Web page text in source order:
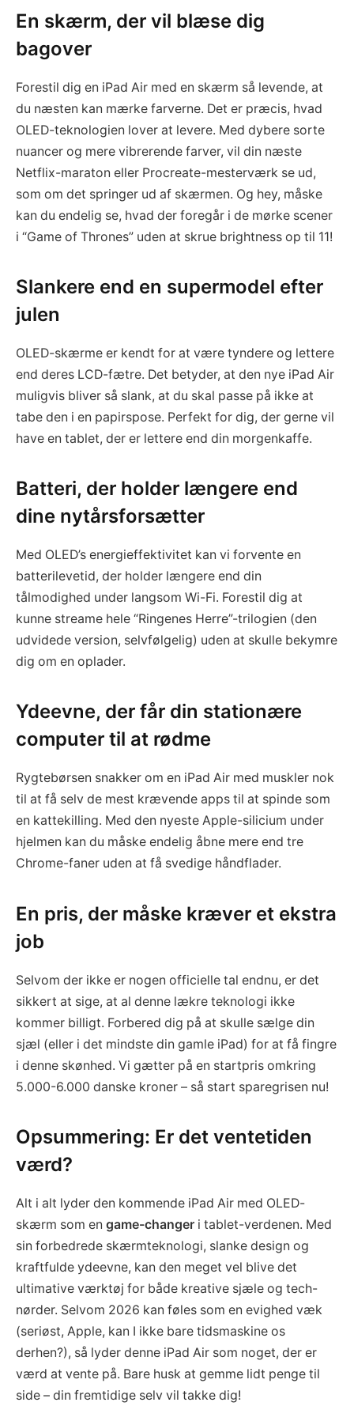
En skærm, der vil blæse dig
bagover
Forestil dig en iPad Air med en skærm så levende, at
du næsten kan mærke farverne. Det er præcis, hvad
OLED-teknologien lover at levere. Med dybere sorte
nuancer og mere vibrerende farver, vil din næste
Netflix-maraton eller Procreate-mesterværk se ud,
som om det springer ud af skærmen. Og hey, måske
kan du endelig se, hvad der foregår i de mørke scener
i “Game of Thrones” uden at skrue brightness op til 11!
Slankere end en supermodel efter
julen
OLED-skærme er kendt for at være tyndere og lettere
end deres LCD-fætre. Det betyder, at den nye iPad Air
muligvis bliver så slank, at du skal passe på ikke at
tabe den i en papirspose. Perfekt for dig, der gerne vil
have en tablet, der er lettere end din morgenkaffe.
Batteri, der holder længere end
dine nytårsforsætter
Med OLED’s energieffektivitet kan vi forvente en
batterilevetid, der holder længere end din
tålmodighed under langsom Wi-Fi. Forestil dig at
kunne streame hele “Ringenes Herre”-trilogien (den
udvidede version, selvfølgelig) uden at skulle bekymre
dig om en oplader.
Ydeevne, der får din stationære
computer til at rødme
Rygtebørsen snakker om en iPad Air med muskler nok
til at få selv de mest krævende apps til at spinde som
en kattekilling. Med den nyeste Apple-silicium under
hjelmen kan du måske endelig åbne mere end tre
Chrome-faner uden at få svedige håndflader.
En pris, der måske kræver et ekstra
job
Selvom der ikke er nogen officielle tal endnu, er det
sikkert at sige, at al denne lækre teknologi ikke
kommer billigt. Forbered dig på at skulle sælge din
sjæl (eller i det mindste din gamle iPad) for at få fingre
i denne skønhed. Vi gætter på en startpris omkring
5.000-6.000 danske kroner – så start sparegrisen nu!
Opsummering: Er det ventetiden
værd?
Alt i alt lyder den kommende iPad Air med OLED-
skærm som en game-changer i tablet-verdenen. Med
sin forbedrede skærmteknologi, slanke design og
kraftfulde ydeevne, kan den meget vel blive det
ultimative værktøj for både kreative sjæle og tech-
nørder. Selvom 2026 kan føles som en evighed væk
(seriøst, Apple, kan I ikke bare tidsmaskine os
derhen?), så lyder denne iPad Air som noget, der er
værd at vente på. Bare husk at gemme lidt penge til
side – din fremtidige selv vil takke dig!